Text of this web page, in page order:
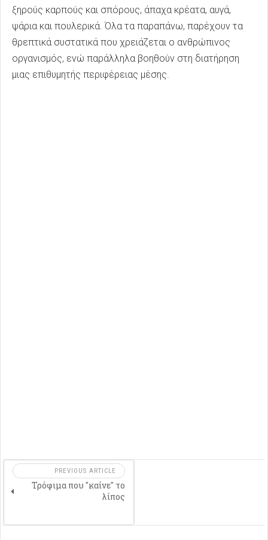
ξηρούς καρπούς και σπόρους, άπαχα κρέατα, αυγά,
ψάρια και πουλερικά. Όλα τα παραπάνω, παρέχουν τα
θρεπτικά συστατικά που χρειάζεται ο ανθρώπινος
οργανισμός, ενώ παράλληλα βοηθούν στη διατήρηση
μιας επιθυμητής περιφέρειας μέσης.
PREVIOUS ARTICLE
Τρόφιμα που "καίνε" το
λίπος